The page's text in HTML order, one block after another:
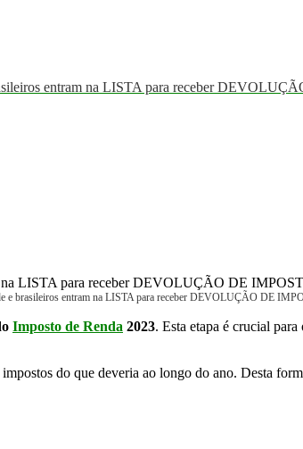
entram na LISTA para receber
brasileiros entram na LISTA para receber DEVOLUÇÃO DE
Imposto de Renda 2023. Esta etapa é crucial
do que deveria ao longo do ano. Desta